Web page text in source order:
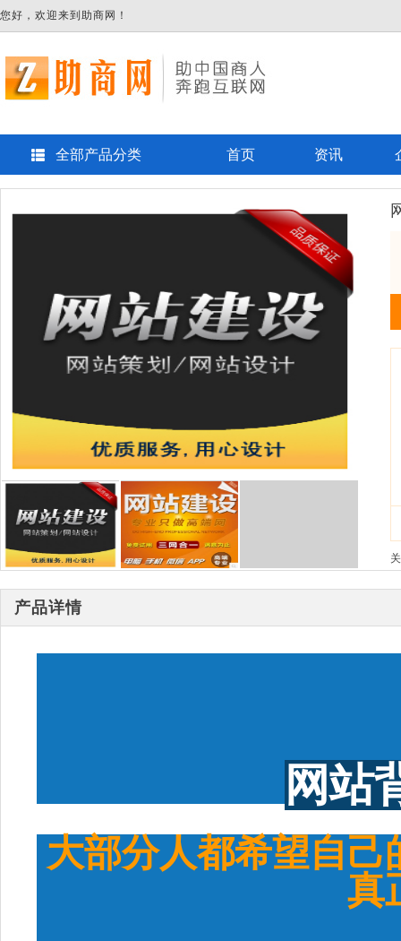
您好，欢迎来到助商网！
全部产品分类 首页 资讯
产品详情
网站
大部分人都希望自
真